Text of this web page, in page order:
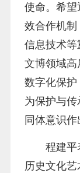
使命。希望
效合作机制
信息技术等
文博领域高
数字化保护
为保护与
同体意识作
程建平
历史文化